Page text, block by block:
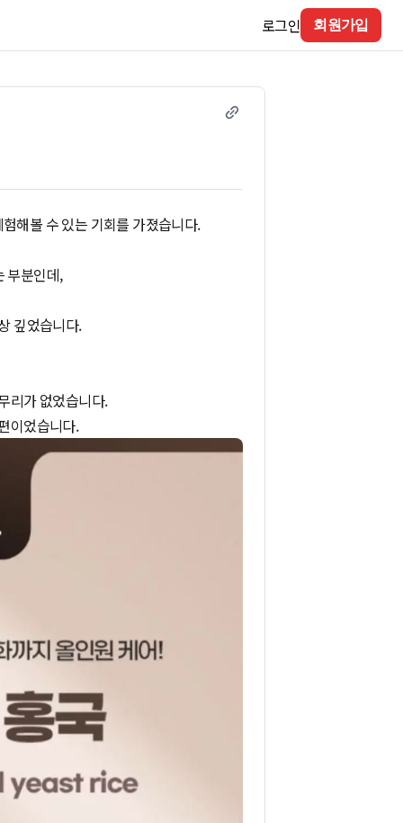
로그인 회원가입
해볼 수 있는 기회를 가졌습니다.
부분인데,
깊었습니다.
리가 없었습니다.
이었습니다.